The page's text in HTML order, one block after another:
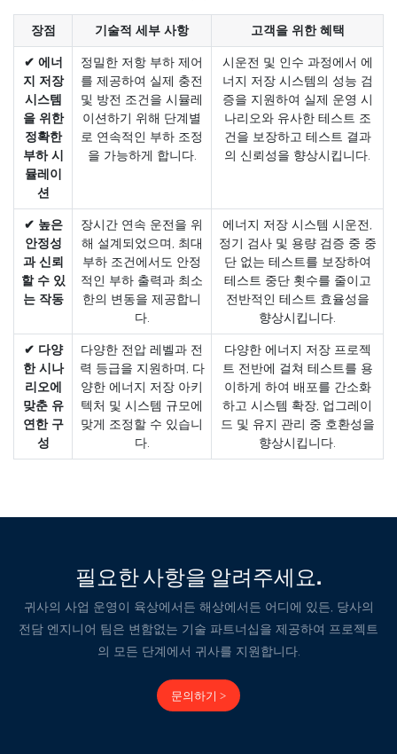
장점 기술적 세부 사항
고객을 위한 혜택
✔ 에너
지 저장
시스템
을 위한
정확한
부하 시
뮬레이
션
정밀한 저항 부하 제어
를 제공하여 실제 충전
및 방전 조건을 시뮬레
이션하기 위해 단계별
로 연속적인 부하 조정
을 가능하게 합니다.
시운전 및 인수 과정에서 에
너지 저장 시스템의 성능 검
증을 지원하여 실제 운영 시
나리오와 유사한 테스트 조
건을 보장하고 테스트 결과
의 신뢰성을 향상시킵니다.
✔ 높은
안정성
과 신뢰
할 수 있
는 작동
장시간 연속 운전을 위
해 설계되었으며, 최대
부하 조건에서도 안정
적인 부하 출력과 최소
한의 변동을 제공합니
다.
에너지 저장 시스템 시운전,
정기 검사 및 용량 검증 중 중
단 없는 테스트를 보장하여
테스트 중단 횟수를 줄이고
전반적인 테스트 효율성을
향상시킵니다.
✔ 다양
한 시나
리오에
맞춘 유
연한 구
성
다양한 전압 레벨과 전
력 등급을 지원하며, 다
양한 에너지 저장 아키
텍처 및 시스템 규모에
맞게 조정할 수 있습니
다.
다양한 에너지 저장 프로젝
트 전반에 걸쳐 테스트를 용
이하게 하여 배포를 간소화
하고 시스템 확장, 업그레이
드 및 유지 관리 중 호환성을
향상시킵니다.
필요한 사항을 알려주세요.
귀사의 사업 운영이 육상에서든 해상에서든 어디에 있든, 당사의
전담 엔지니어 팀은 변함없는 기술 파트너십을 제공하여 프로젝트
의 모든 단계에서 귀사를 지원합니다.
문의하기 >